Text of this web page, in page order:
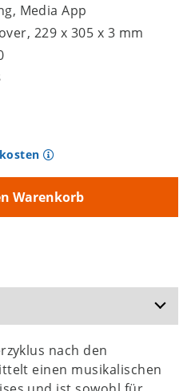
Media App
229 x 305 x 3 mm
Warenkorb
nach den
einen musikalischen